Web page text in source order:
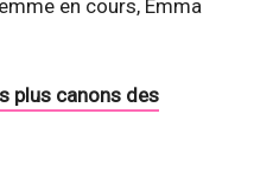
en cours, Emma
plus canons des